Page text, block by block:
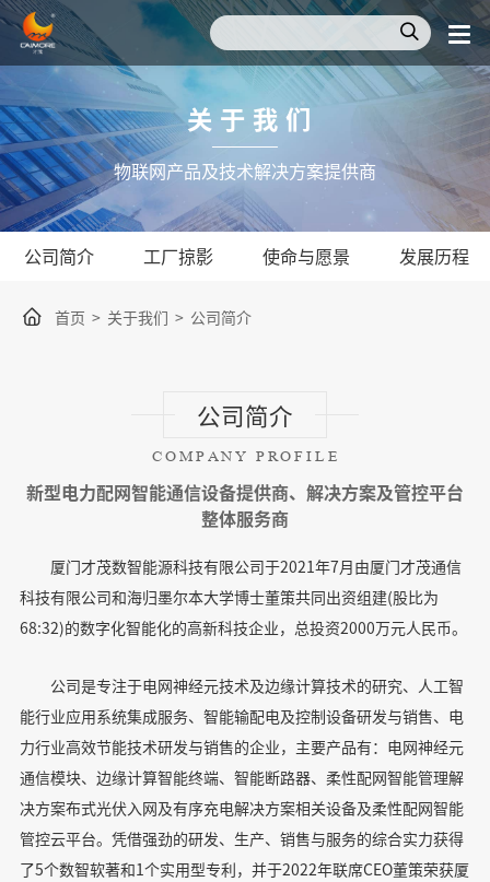
关于我们
物联网产品及技术解决方案提供商
公司简介 工厂掠影 使命与愿景 发展历程
首页 > 关于我们 > 公司简介
公司简介
COMPANY PROFILE
新型电力配网智能通信设备提供商、解决方案及管控平台
整体服务商
厦门才茂数智能源科技有限公司于2021年7月由厦门才茂通信
科技有限公司和海归墨尔本大学博士董策共同出资组建(股比为
68:32)的数字化智能化的高新科技企业，总投资2000万元人民币。
公司是专注于电网神经元技术及边缘计算技术的研究、人工智
能行业应用系统集成服务、智能输配电及控制设备研发与销售、电
力行业高效节能技术研发与销售的企业，主要产品有：电网神经元
通信模块、边缘计算智能终端、智能断路器、柔性配网智能管理解
决方案布式光伏入网及有序充电解决方案相关设备及柔性配网智能
管控云平台。凭借强劲的研发、生产、销售与服务的综合实力获得
了5个数智软著和1个实用型专利，并于2022年联席CEO董策荣获厦